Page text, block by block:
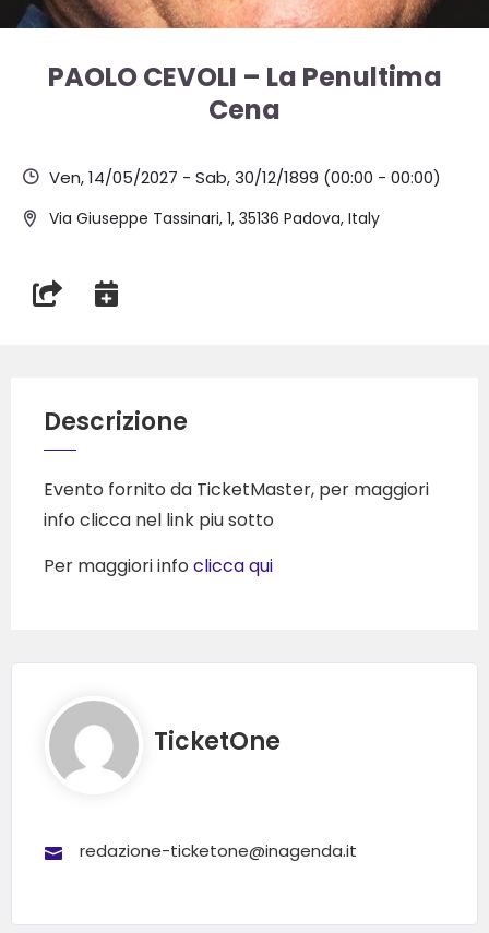
funziona
PAOLO CEVOLI – La Penultima
Cena
Ven, 14/05/2027 - Sab, 30/12/1899 (00:00 - 00:00)
Via Giuseppe Tassinari, 1, 35136 Padova, Italy
Descrizione
Evento fornito da TicketMaster, per maggiori
info clicca nel link piu sotto
Per maggiori info clicca qui
TicketOne
redazione-ticketone@inagenda.it